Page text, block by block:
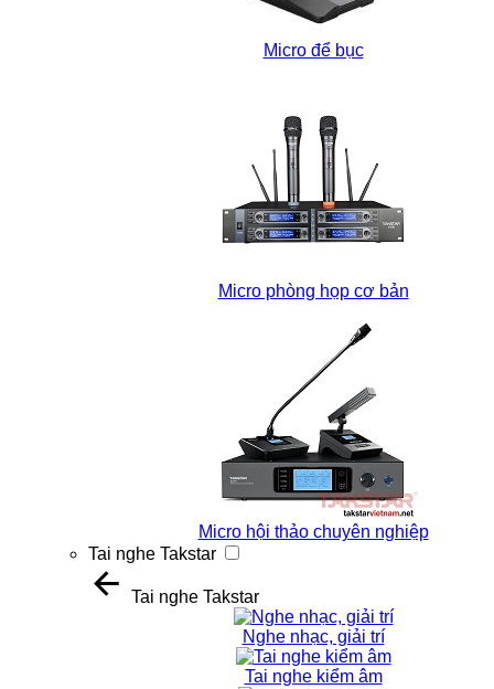
Micro để bục
Micro phòng họp cơ bản
Micro hội thảo chuyên nghiệp
Tai nghe Takstar
Tai nghe Takstar
Nghe nhạc, giải trí
Tai nghe kiểm âm